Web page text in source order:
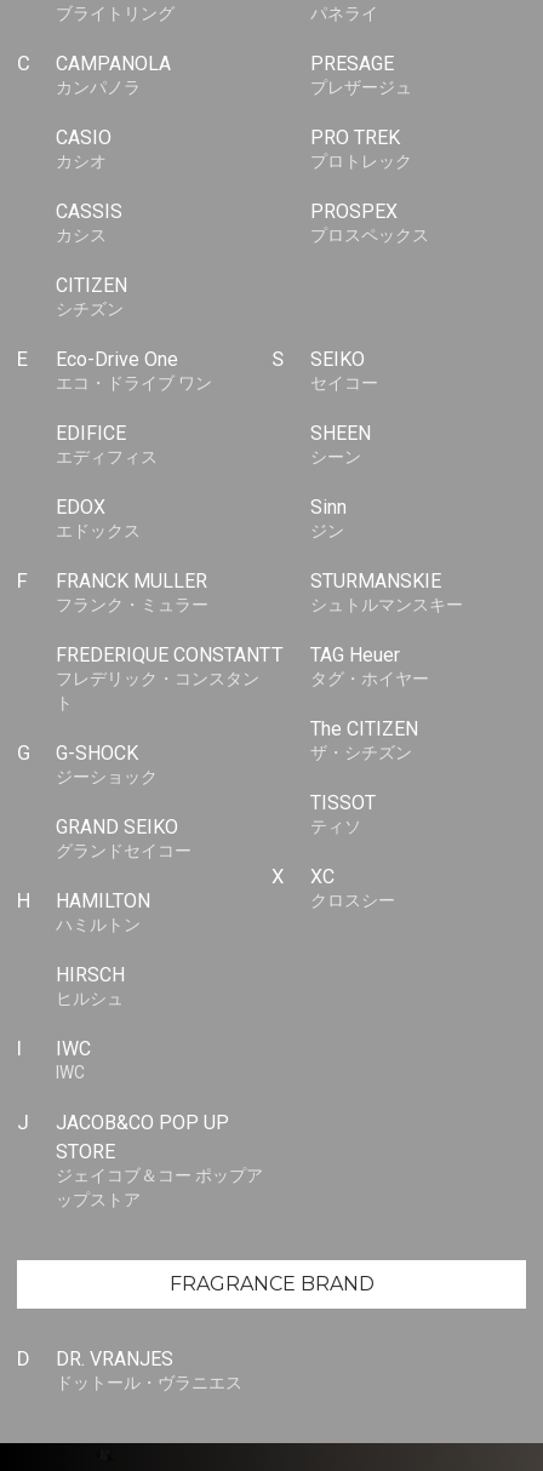
ブライトリング
C CAMPANOLA
カンパノラ
CASIO
カシオ
CASSIS
カシス
CITIZEN
シチズン
E Eco-Drive One
エコ・ドライブ ワン
EDIFICE
エディフィス
EDOX
エドックス
F FRANCK MULLER
フランク・ミュラー
FREDERIQUE CONSTANT
フレデリック・コンスタン
ト
G G-SHOCK
ジーショック
GRAND SEIKO
グランドセイコー
H HAMILTON
ハミルトン
HIRSCH
ヒルシュ
I IWC
IWC
J
JACOB&CO POP UP
STORE
ジェイコブ＆コー ポップア
ップストア
パネライ
PRESAGE
プレザージュ
PRO TREK
プロトレック
PROSPEX
プロスペックス
S SEIKO
セイコー
SHEEN
シーン
Sinn
ジン
STURMANSKIE
シュトルマンスキー
T TAG Heuer
タグ・ホイヤー
The CITIZEN
ザ・シチズン
TISSOT
ティソ
X XC
クロスシー
FRAGRANCE BRAND
D DR. VRANJES
ドットール・ヴラニエス